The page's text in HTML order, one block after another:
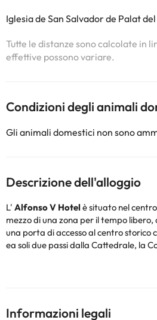
Iglesia de San Salvador de Palat
Tutte le distanze sono calcolate in
effettive possono variare.
Condizioni degli animali
Gli animali domestici non sono
Descrizione dell'alloggio
L' Alfonso V Hotelè situato nel
mezzo di una zona per il tempo
una porta di accesso al centro storico
ea soli due passi dalla Cattedrale, la
Situato in un edificio del 1923 e
Arredamento moderno e confortevole
Informazioni legali